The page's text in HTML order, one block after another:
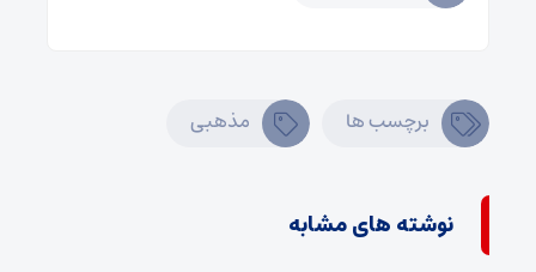
برچسب ها مذهبی
نوشته های مشابه